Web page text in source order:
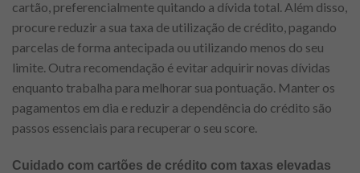
cartão, preferencialmente quitando a dívida total. Além disso,
procure reduzir a sua taxa de utilização de crédito, pagando
parcelas de forma antecipada ou utilizando menos do seu
limite. Outra recomendação é evitar adquirir novas dívidas
enquanto trabalha para melhorar sua pontuação. Manter os
pagamentos em dia e reduzir a dependência do crédito são
passos essenciais para recuperar o seu score.
Cuidado com cartões de crédito com taxas elevadas